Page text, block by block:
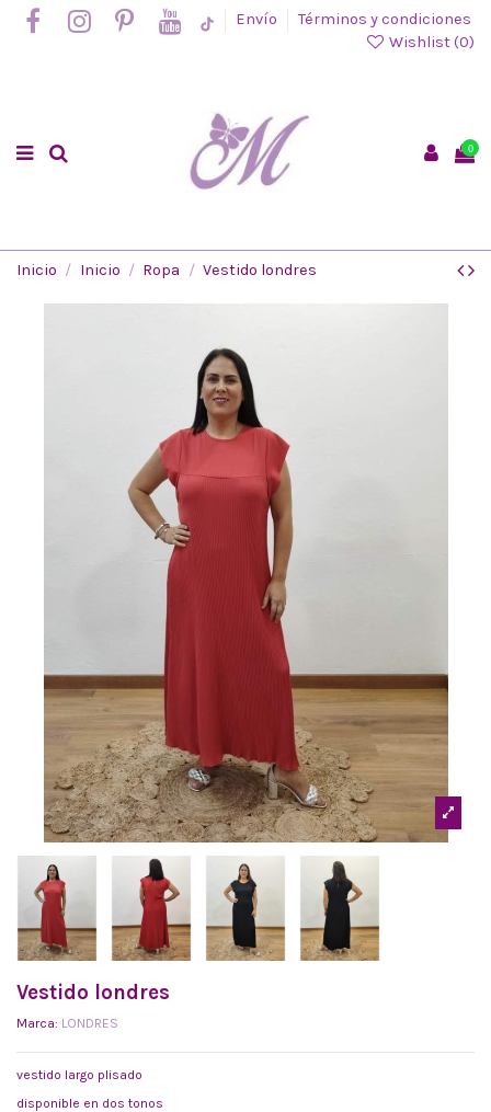
Envío
Términos y condiciones
Wishlist (0)
0
Inicio Inicio Ropa Vestido londres
Vestido londres
Marca: LONDRES
vestido largo plisado
disponible en dos tonos